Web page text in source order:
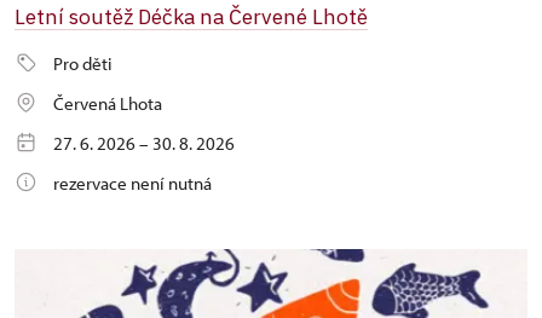
Letní soutěž Déčka na Červené Lhotě
Pro děti
Červená Lhota
27. 6. 2026 – 30. 8. 2026
rezervace není nutná